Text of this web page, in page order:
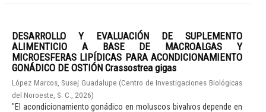
DESARROLLO Y EVALUACIÓN DE SUPLEMENTO
ALIMENTICIO A BASE DE MACROALGAS Y
MICROESFERAS LIPÍDICAS PARA ACONDICIONAMIENTO
GONÁDICO DE OSTIÓN Crassostrea gigas
López Marcos, Susej Guadalupe (Centro de Investigaciones Biológicas
del Noroeste, S. C.
2026)
"El acondicionamiento gonádico en moluscos bivalvos depende en